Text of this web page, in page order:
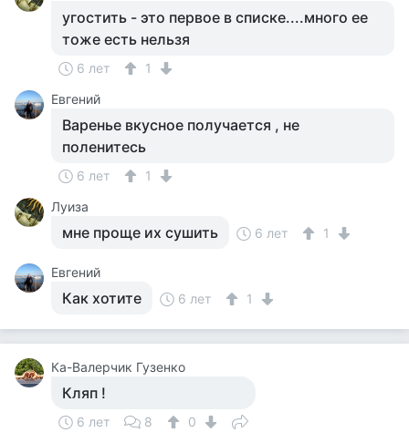
угостить - это первое в списке....много ее
тоже есть нельзя
6 лет
1
Евгений
Варенье вкусное получается , не
поленитесь
6 лет
1
Луиза
мне проще их сушить 6 лет 1
Евгений
Как хотите 6 лет 1
Ка-Валерчик Гузенко
Кляп !
6 лет 8
0